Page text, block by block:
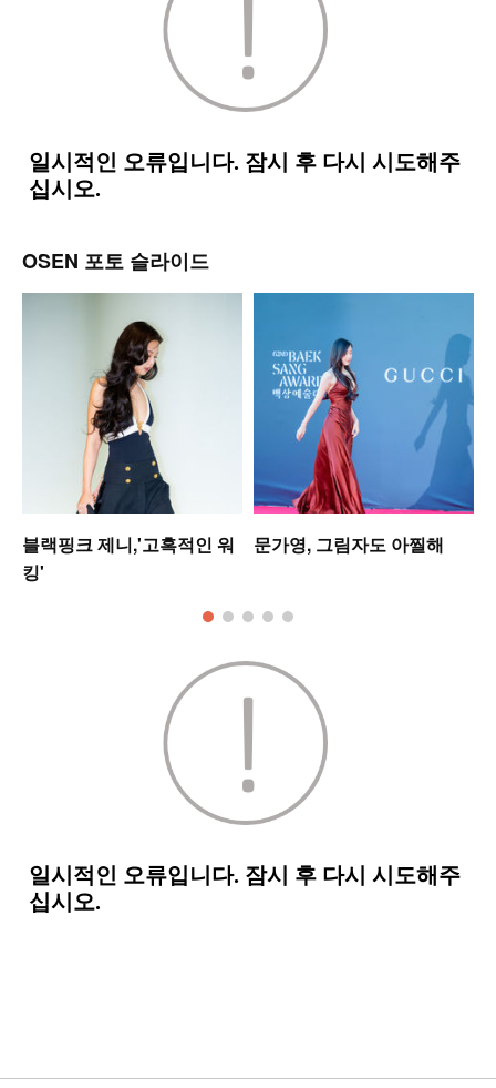
OSEN 포토 슬라이드
블랙핑크 제니,'고혹적인 워
킹'
문가영, 그림자도 아찔해